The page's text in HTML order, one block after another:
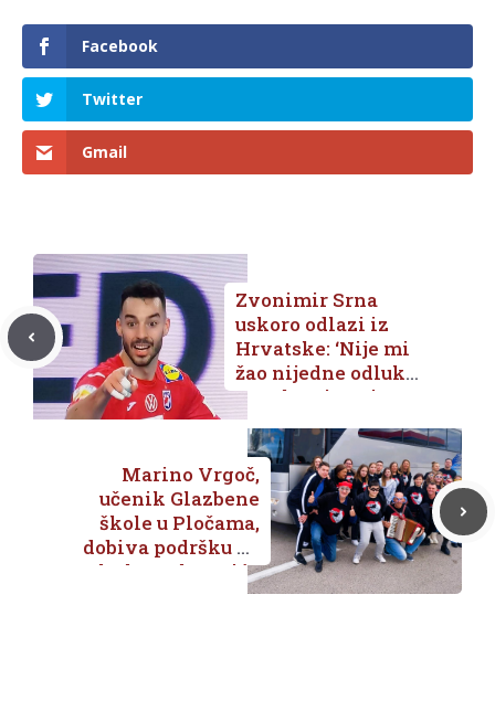
Facebook
Twitter
Gmail
Zvonimir Srna
uskoro odlazi iz
Hrvatske: ‘Nije mi
žao nijedne odluke
pa tako ni ove’
Marino Vrgoč,
učenik Glazbene
škole u Pločama,
dobiva podršku od
Zlatka Volarevića
Dilajle i ekipe na